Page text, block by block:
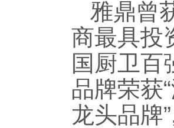
雅鼎曾
商最具投
国厨卫百
品牌荣获
龙头品牌